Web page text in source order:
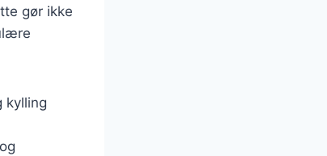
gør ikke
kylling